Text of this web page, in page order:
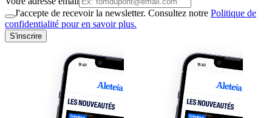
J'accepte de recevoir la newsletter. Consultez notre Politique de
confidentialité pour en savoir plus.
S'inscrire